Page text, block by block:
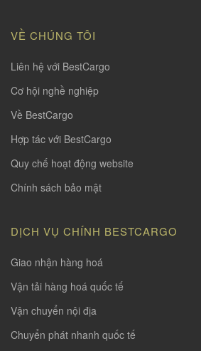
VỀ CHÚNG TÔI
Liên hệ với BestCargo
Cơ hội nghề nghiệp
Về BestCargo
Hợp tác với BestCargo
Quy chế hoạt động website
Chính sách bảo mật
DỊCH VỤ CHÍNH BESTCARGO
Giao nhận hàng hoá
Vận tải hàng hoá quốc tế
Vận chuyển nội địa
Chuyển phát nhanh quốc tế